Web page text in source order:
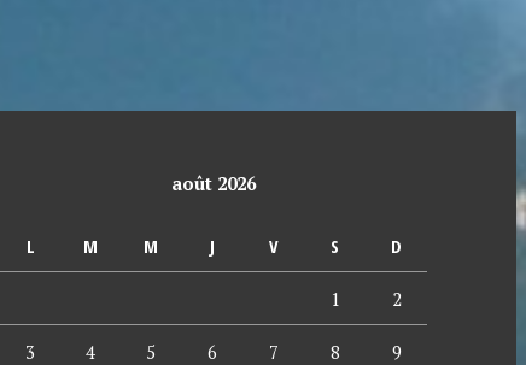
août 2026
L M M J V S D
1 2
3 4 5 6 7 8 9